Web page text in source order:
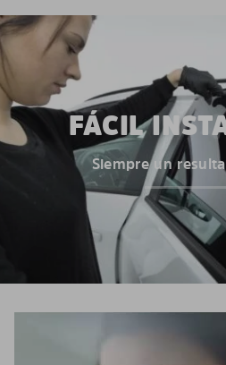
FÁCIL
Siempre un